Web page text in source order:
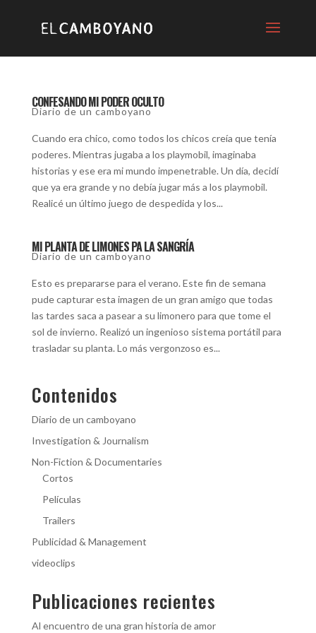
CONFESANDO MI PODER OCULTO
Diario de un camboyano
Cuando era chico, como todos los chicos creía que tenía
poderes. Mientras jugaba a los playmobil, imaginaba
historias y ese era mi mundo impenetrable. Un día, decidí
que ya era grande y no debía jugar más a los playmobil.
Realicé un último juego de despedida y los...
MI PLANTA DE LIMONES PA LA SANGRÍA
Diario de un camboyano
Esto es prepararse para el verano. Este fin de semana
pude capturar esta imagen de un gran amigo que todas
las tardes saca a pasear a su limonero para que tome el
sol de invierno. Realizó un ingenioso sistema portátil para
trasladar su planta. Lo más vergonzoso es...
Contenidos
Diario de un camboyano
Investigation & Journalism
Non-Fiction & Documentaries
Cortos
Películas
Trailers
Publicidad & Management
videoclips
Publicaciones recientes
Al encuentro de una gran historia de amor